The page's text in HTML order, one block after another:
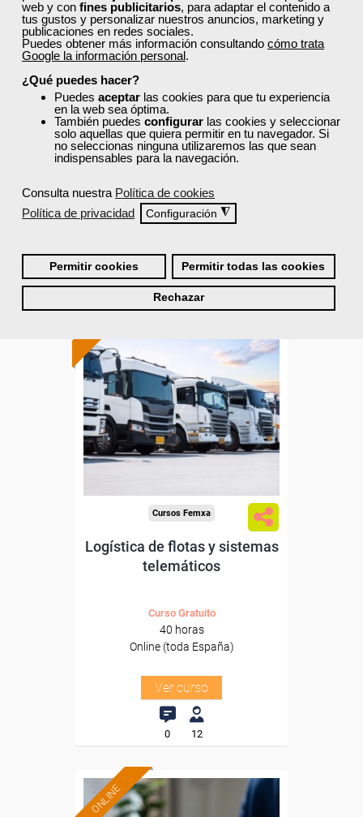
web y con fines publicitarios, para adaptar el contenido a
tus gustos y personalizar nuestros anuncios, marketing y
publicaciones en redes sociales.
Puedes obtener más información consultando cómo trata
Google la información personal.
¿Qué puedes hacer?
Puedes aceptar las cookies para que tu experiencia
en la web sea óptima.
También puedes configurar las cookies y seleccionar
solo aquellas que quiera permitir en tu navegador. Si
no seleccionas ninguna utilizaremos las que sean
indispensables para la navegación.
Consulta nuestra Política de cookies
Política de privacidad
Configuración ◮
Permitir cookies Permitir todas las cookies
Rechazar
Cursos Femxa
Limpieza e higienización
Curso Gratuito
55 horas
Online (toda España)
Ver curso
0 50
ONLINE
Formación 100%
subvencionada.
Para desempleados,
trabajadores y autónomos.
Sector
-Transporte y Logística.
Cursos Femxa
Logística de flotas y sistemas
telemáticos
Curso Gratuito
40 horas
Online (toda España)
Ver curso
0 12
ONLINE